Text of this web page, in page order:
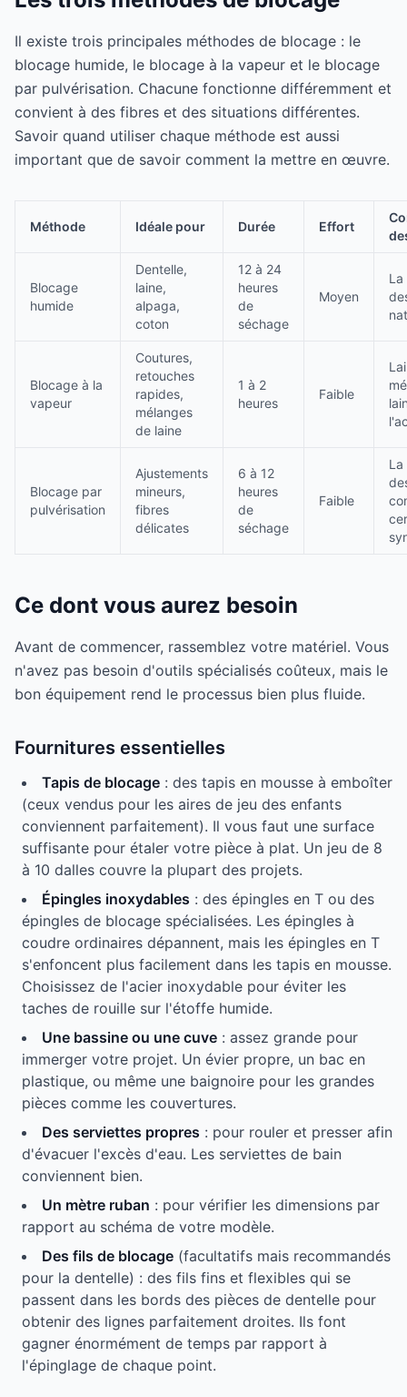
Il existe trois principales méthodes de blocage : le
blocage humide, le blocage à la vapeur et le blocage
par pulvérisation. Chacune fonctionne différemment et
convient à des fibres et des situations différentes.
Savoir quand utiliser chaque méthode est aussi
important que de savoir comment la mettre en œuvre.
Méthode Idéale pour Durée Effort
Blocage
humide
Dentelle,
laine,
alpaga,
coton
12 à 24
heures
de
séchage
Moyen
Blocage à la
vapeur
Coutures,
retouches
rapides,
mélanges
de laine
1 à 2
heures
Faible
Blocage par
pulvérisation
Ajustements
mineurs,
fibres
délicates
6 à 12
heures
de
séchage
Faible
Ce dont vous aurez besoin
Avant de commencer, rassemblez votre matériel. Vous
n'avez pas besoin d'outils spécialisés coûteux, mais le
bon équipement rend le processus bien plus fluide.
Fournitures essentielles
Tapis de blocage : des tapis en mousse à emboîter
(ceux vendus pour les aires de jeu des enfants
conviennent parfaitement). Il vous faut une surface
suffisante pour étaler votre pièce à plat. Un jeu de 8
à 10 dalles couvre la plupart des projets.
Épingles inoxydables : des épingles en T ou des
épingles de blocage spécialisées. Les épingles à
coudre ordinaires dépannent, mais les épingles en T
s'enfoncent plus facilement dans les tapis en mousse.
Choisissez de l'acier inoxydable pour éviter les
taches de rouille sur l'étoffe humide.
Une bassine ou une cuve : assez grande pour
immerger votre projet. Un évier propre, un bac en
plastique, ou même une baignoire pour les grandes
pièces comme les couvertures.
Des serviettes propres : pour rouler et presser afin
d'évacuer l'excès d'eau. Les serviettes de bain
conviennent bien.
Un mètre ruban : pour vérifier les dimensions par
rapport au schéma de votre modèle.
Des fils de blocage (facultatifs mais recommandés
pour la dentelle) : des fils fins et flexibles qui se
passent dans les bords des pièces de dentelle pour
obtenir des lignes parfaitement droites. Ils font
gagner énormément de temps par rapport à
l'épinglage de chaque point.